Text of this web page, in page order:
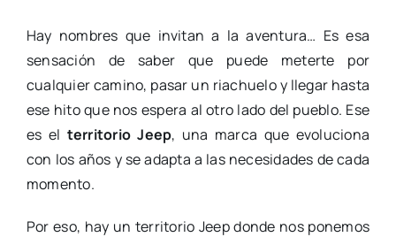
Hay nombres que invitan a la aventura… Es esa
sensación de saber que puede meterte por
cualquier camino, pasar un riachuelo y llegar hasta
ese hito que nos espera al otro lado del pueblo. Ese
es el territorio Jeep, una marca que evoluciona
con los años y se adapta a las necesidades de cada
momento.
Por eso, hay un territorio Jeep donde nos ponemos